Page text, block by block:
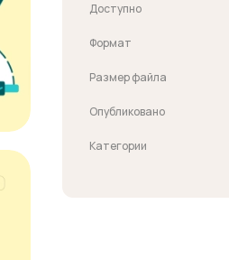
Доступно
Формат
Размер файла
Опубликовано
Категории